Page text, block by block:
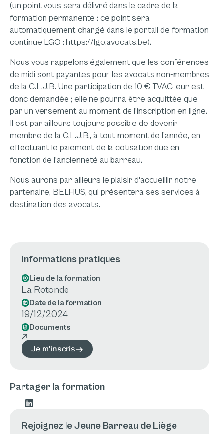
(un point vous sera délivré dans le cadre de la
formation permanente ; ce point sera
automatiquement chargé dans le portail de formation
continue LGO : https://lgo.avocats.be).
Nous vous rappelons également que les conférences
de midi sont payantes pour les avocats non-membres
de la C.L.J.B. Une participation de 10 € TVAC leur est
donc demandée ; elle ne pourra être acquittée que
par un versement au moment de l’inscription en ligne.
Il est par ailleurs toujours possible de devenir
membre de la C.L.J.B., à tout moment de l’année, en
effectuant le paiement de la cotisation due en
fonction de l’ancienneté au barreau.
Nous aurons par ailleurs le plaisir d'accueillir notre
partenaire, BELFIUS, qui présentera ses services à
destination des avocats.
Informations pratiques
Lieu de la formation
La Rotonde
Date de la formation
19/12/2024
Documents
Je m'inscris
Partager la formation
Rejoignez le Jeune Barreau de Liège